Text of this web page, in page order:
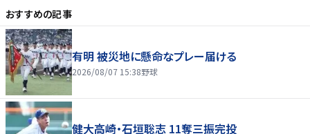
おすすめの記事
有明 被災地に懸命なプレー届ける
2026/08/07 15:38野球
健大高崎・石垣聡志 11奪三振完投